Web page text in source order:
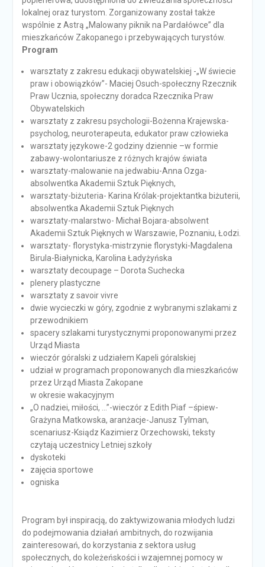
lokalnej oraz turystom. Zorganizowany został także
wspólnie z Astrą „Malowany piknik na Pardałówce” dla
mieszkańców Zakopanego i przebywających turystów.
Program
warsztaty z zakresu edukacji obywatelskiej -„W świecie
praw i obowiązków”- Maciej Osuch-społeczny Rzecznik
Praw Ucznia, społeczny doradca Rzecznika Praw
Obywatelskich
warsztaty z zakresu psychologii-Bożenna Krajewska-
psycholog, neuroterapeuta, edukator praw człowieka
warsztaty językowe-2 godziny dziennie –w formie
zabawy-wolontariusze z różnych krajów świata
warsztaty-malowanie na jedwabiu-Anna Ozga-
absolwentka Akademii Sztuk Pięknych,
warsztaty-biżuteria- Karina Królak-projektantka biżuterii,
absolwentka Akademii Sztuk Pięknych
warsztaty-malarstwo- Michał Bojara-absolwent
Akademii Sztuk Pięknych w Warszawie, Poznaniu, Łodzi.
warsztaty- florystyka-mistrzynie florystyki-Magdalena
Birula-Białynicka, Karolina Ładyżyńska
warsztaty decoupage – Dorota Suchecka
plenery plastyczne
warsztaty z savoir vivre
dwie wycieczki w góry, zgodnie z wybranymi szlakami z
przewodnikiem
spacery szlakami turystycznymi proponowanymi przez
Urząd Miasta
wieczór góralski z udziałem Kapeli góralskiej
udział w programach proponowanych dla mieszkańców
przez Urząd Miasta Zakopane
w okresie wakacyjnym
„O nadziei, miłości, …”-wieczór z Edith Piaf –śpiew-
Grażyna Matkowska, aranżacje-Janusz Tylman,
scenariusz-Ksiądz Kazimierz Orzechowski, teksty
czytają uczestnicy Letniej szkoły
dyskoteki
zajęcia sportowe
ogniska
Program był inspiracją, do zaktywizowania młodych ludzi
do podejmowania działań ambitnych, do rozwijania
zainteresowań, do korzystania z sektora usług
społecznych, do koleżeńskości i wzajemnej pomocy w